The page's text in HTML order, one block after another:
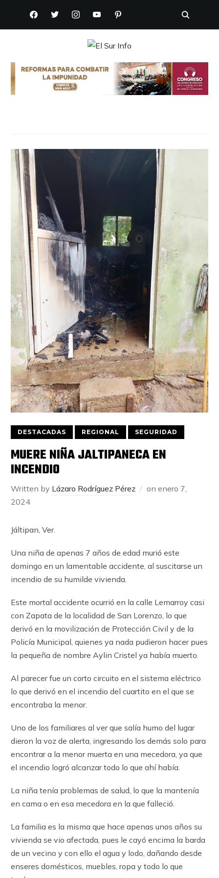
FACEBOOKTWITTERINSTAGRAMYOUTUBEPINTEREST
DESTACADAS REGIONAL SEGURIDAD
MUERE NIÑA JALTIPANECA EN
INCENDIO
Written by Lázaro Rodríguez Pérez onenero 7,
2024
Jáltipan, Ver.
Una niña de apenas 7 años de edad murió este
domingo en un lamentable accidente, al suscitarse un
incendio de su humilde vivienda.
Este mortal accidente ocurrió en la calle Lemarroy casi
con Zapata de la localidad de San Lorenzo, lo que
derivó en la movilización de Protección Civil y de la
Policía Municipal, quienes ya nada pudieron hacer pues
la pequeña de nombre Aylin Cristel ya había muerto.
Al parecer fue un corto circuito en el sistema eléctrico
lo que derivó en el incendio del cuartito en el que se
encontraba la menor.
Uno de los familiares al ver que salía humo del lugar
dieron la voz de alerta, ingresando los demás solo para
encontrar a la menor muerta en una mecedora, ya que
el incendio logró alcanzar todo lo que ahí había.
La niña tenía problemas de salud, lo que la mantenía
en cama o en esa mecedora en la que falleció.
La familia es la misma que hace apenas unos años su
vivienda se vio afectada, pues le cayó encima la barda
de un vecino y con ello el agua y lodo, dañando desde
enseres domésticos, muebles, ropa y todo lo que